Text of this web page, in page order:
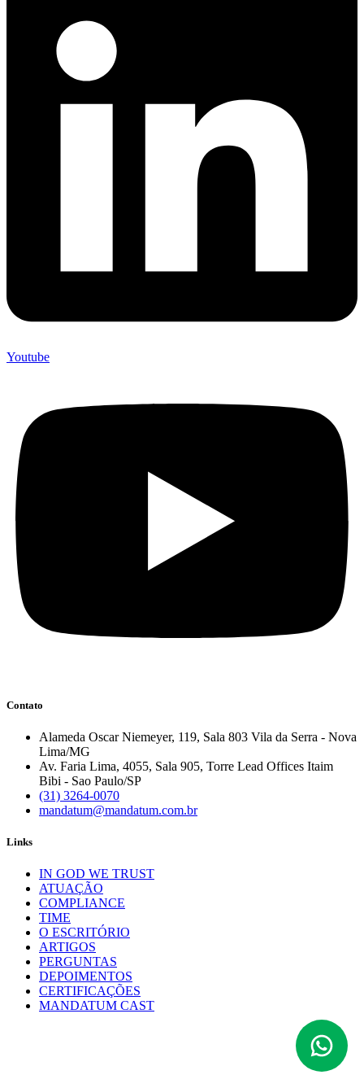
Youtube
Contato
Alameda Oscar Niemeyer, 119, Sala 803 Vila da Serra - Nova
Lima/MG
Av. Faria Lima, 4055, Sala 905, Torre Lead Offices Itaim
Bibi - Sao Paulo/SP
(31) 3264-0070
mandatum@mandatum.com.br
Links
IN GOD WE TRUST
ATUAÇÃO
COMPLIANCE
TIME
O ESCRITÓRIO
ARTIGOS
PERGUNTAS
DEPOIMENTOS
CERTIFICAÇÕES
MANDATUM CAST